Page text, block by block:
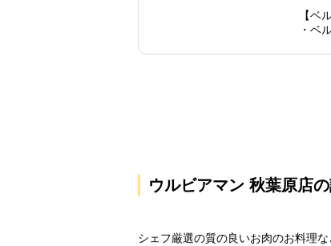
【ベ
・ベ
ウルビアマン 秋葉原店
シェフ厳選の質の良いお肉のお料理